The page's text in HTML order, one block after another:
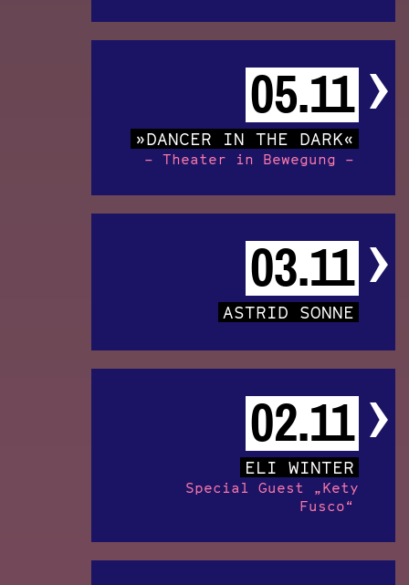
05.11
»DANCER IN THE DARK«
– Theater in Bewegung –
03.11
ASTRID SONNE
02.11
ELI WINTER
Special Guest „Kety
Fusco“